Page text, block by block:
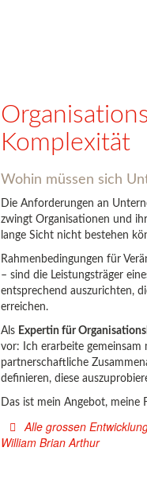
Komplexität
Wohin müssen sich
Die Anforderungen an
zwingt Organisationen und
lange Sicht nicht bestehen
Rahmenbedingungen für
– sind die Leistungsträger
entsprechend auszurichten,
erreichen.
Als Expertin für
vor: Ich erarbeite gemeinsam
partnerschaftliche
definieren, diese
Das ist mein Angebot, meine
Alle grossen
William Brian Arthur